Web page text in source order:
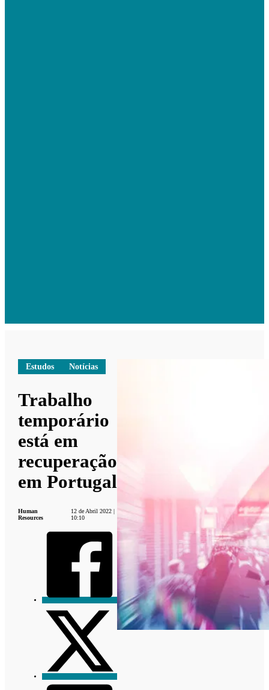
Estudos Notícias
Trabalho
temporário
está em
recuperação
em Portugal
Human
Resources
12 de Abril 2022 |
10:10